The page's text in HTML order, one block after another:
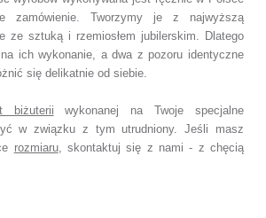
zamówienie. Tworzymy je z najwyższą
ze sztuką i rzemiosłem jubilerskim. Dlatego
ich wykonanie, a dwa z pozoru identyczne
się delikatnie od siebie.
biżuterii wykonanej na Twoje specjalne
w związku z tym utrudniony. Jeśli masz
rozmiaru, skontaktuj się z nami - z chęcią